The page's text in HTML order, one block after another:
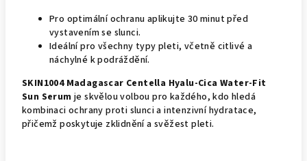
Pro optimální ochranu aplikujte 30 minut před
vystavením se slunci.
Ideální pro všechny typy pleti, včetně citlivé a
náchylné k podráždění.
SKIN1004 Madagascar Centella Hyalu-Cica Water-Fit
Sun Serum je skvělou volbou pro každého, kdo hledá
kombinaci ochrany proti slunci a intenzivní hydratace,
přičemž poskytuje zklidnění a svěžest pleti.